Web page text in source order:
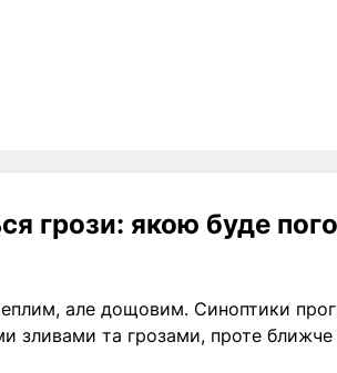
грози: якою буде
але дощовим. Синоптики
зливами та грозами, проте ближче